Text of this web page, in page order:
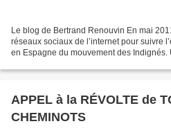
Le blog de Bertrand Renouvin En mai
réseaux sociaux de l’internet pour suivre
en Espagne du mouvement des Indignés.
APPEL à la RÉVOLTE de
CHEMINOTS